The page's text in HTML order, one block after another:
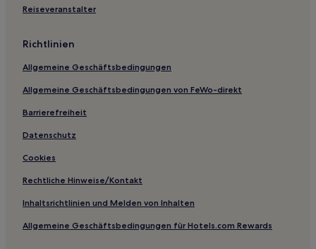
Familien in Passau
Business in Bad Füssing
Familien in Bad Füssing
Hotels mit Parkplatz in Niederbayern
Haustierfreundliche in Niederbayern
Business in Niederbayern
Hotels mit Wellnessbereich in Niederbayern
Hotels mit inbegriffenem Frühstück in Niederbayern
Haustierfreundliche in Passau
Reiseveranstalter
Richtlinien
Allgemeine Geschäftsbedingungen
Allgemeine Geschäftsbedingungen von FeWo-direkt
Barrierefreiheit
Datenschutz
Cookies
Rechtliche Hinweise/Kontakt
Inhaltsrichtlinien und Melden von Inhalten
Allgemeine Geschäftsbedingungen für Hotels.com Rewards